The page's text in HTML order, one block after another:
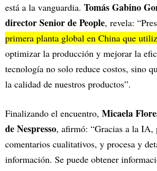
está a la vanguardia. Tomás Gabino
director Senior de People, revela:
primera planta global en China que
optimizar la producción y mejorar la
tecnología no solo reduce costos, sino
la calidad de nuestros productos”.
Finalizando el encuentro, Micaela
de Nespresso, afirmó: “Gracias a la IA,
comentarios cualitativos, y procesa y
información. Se puede obtener